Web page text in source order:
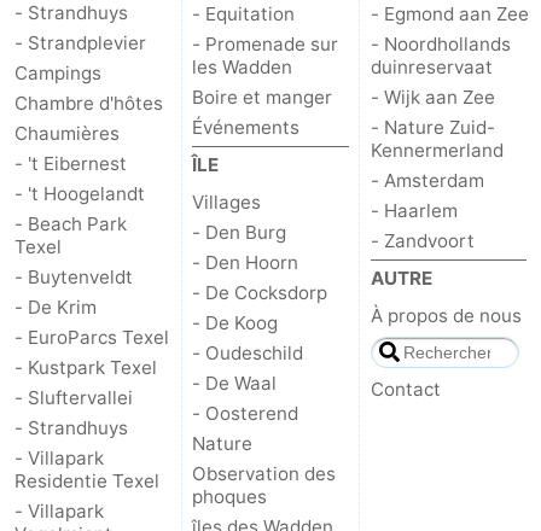
Nature
Schoorlse
Duinen
-
Bergen
aan
Zee
-
Bergen
-
Alkmaar
-
Egmond
aan
Zee
-
Noordhollands
duinreservaat
-
Wijk
aan
Zee
-
Nature
Zuid-
Kennermerland
Amsterdam
-
Haarlem
-
- Strandhuys
- Strandplevier
Campings
Chambre d'hôtes
Chaumières
- 't Eibernest
- 't Hoogelandt
- Beach Park
Texel
- Buytenveldt
- De Krim
- EuroParcs Texel
- Kustpark Texel
- Sluftervallei
- Strandhuys
- Villapark
Residentie Texel
- Villapark
- Equitation
- Promenade sur
les Wadden
Boire et manger
Événements
ÎLE
Villages
- Den Burg
- Den Hoorn
- De Cocksdorp
- De Koog
- Oudeschild
- De Waal
- Oosterend
Nature
Observation des
phoques
- Egmond aan Zee
- Noordhollands
duinreservaat
- Wijk aan Zee
- Nature Zuid-
Kennermerland
- Amsterdam
- Haarlem
- Zandvoort
AUTRE
À propos de nous
Contact